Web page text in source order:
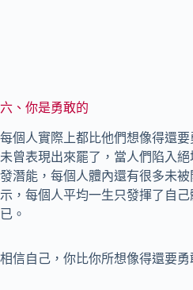
六、你是勇敢的
每個人實際上都比他們想像得還
未曾表現出來罷了，當人們陷入
發潛能，每個人體內還有很多未
示，每個人平均一生只發揮了自
已。
相信自己，你比你所想像得還要勇